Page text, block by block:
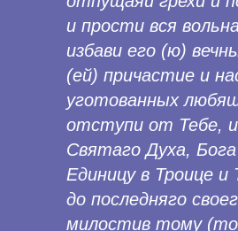
и прости вся
избави его (ю)
(ей) причастие и
уготованных
отступи от Тебе,
Святаго Духа,
Единицу в Троице и
до последняго
милостив тому